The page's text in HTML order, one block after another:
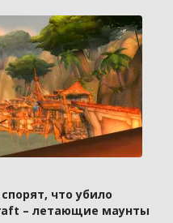
что убило
– летающие маунты